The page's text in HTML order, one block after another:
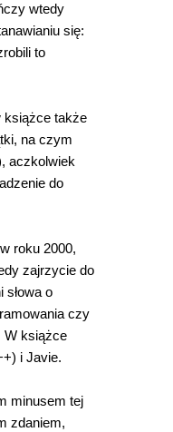
wtedy
się:
to
książce także
na czym
aczkolwiek
do
roku 2000,
zajrzycie do
słowa o
czy
W książce
i Javie.
minusem tej
zdaniem,